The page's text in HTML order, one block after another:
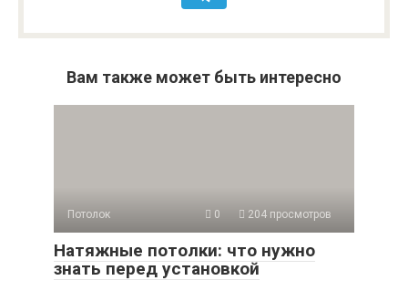
Вам также может быть интересно
Потолок 0 204 просмотров
Натяжные потолки: что нужно
знать перед установкой